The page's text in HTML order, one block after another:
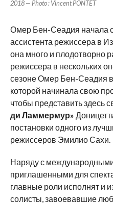
2018 — Photo : Vincent PONTET
Омер Бен-Сеадия начала
ассистента режиссера в
она много и плодотворно
режиссера в нескольких
сезоне Омер Бен-Сеадия
которой начинала свою
чтобы представить здесь
ди Ламмермур»
постановки одного из
режиссеров Эмилио Сахи.
Наряду с
приглашенными для
главные роли исполнят и
солисты, завоевавшие